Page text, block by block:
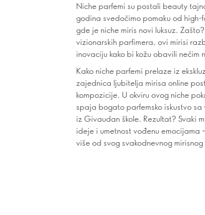
Niche parfemi su postali beauty
godina svedočimo pomaku od high-
gde je niche miris novi luksuz.
vizionarskih parfimera, ovi mirisi
inovaciju kako bi kožu obavili nečim
Kako niche parfemi prelaze iz
zajednica ljubitelja mirisa online
kompozicije. U okviru ovog niche
spaja bogato parfemsko iskustvo
iz Givaudan škole. Rezultat? Svaki
ideje i umetnost vođenu
više od svog svakodnevnog